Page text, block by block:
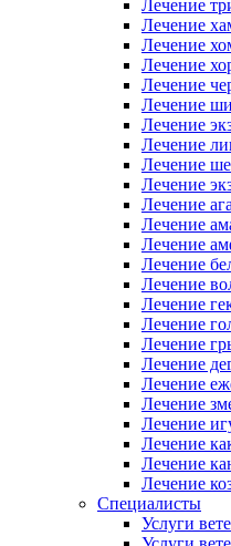
Лечение
Лечение
Лечение
Лечение
Лечение
Лечение
Лечение
Лечение
Лечение
Лечение
Лечение
Лечение
Лечение
Лечение
Лечение
Лечение
Лечение
Лечение
Лечение
Лечение
Лечение
Лечение
Лечение
Лечение
Лечение
Специалисты
Услуги